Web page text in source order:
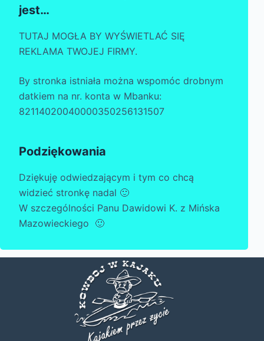
jest…
TUTAJ MOGŁA BY WYŚWIETLAĆ SIĘ
REKLAMA TWOJEJ FIRMY.
By stronka istniała można wspomóc drobnym
datkiem na nr. konta w Mbanku:
82114020040000350256131507
Podziękowania
Dziękuję odwiedzającym i tym co chcą
widzieć stronkę nadal 🙂
W szczególności Panu Dawidowi K. z Mińska
Mazowieckiego 🙂